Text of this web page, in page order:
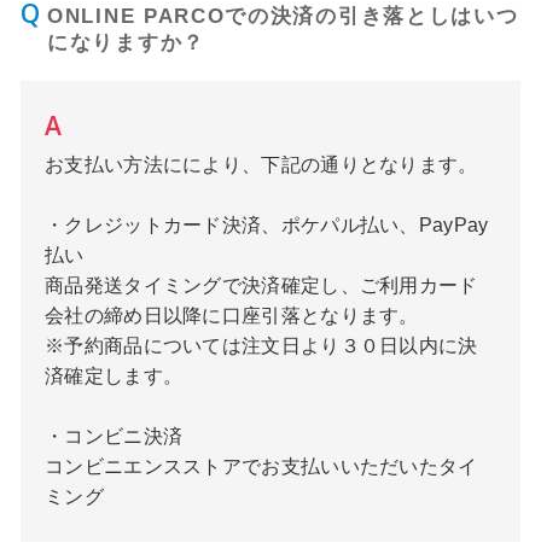
ONLINE PARCOでの決済の引き落としはいつ
になりますか？
お支払い方法ににより、下記の通りとなります。
・クレジットカード決済、ポケパル払い、PayPay
払い
商品発送タイミングで決済確定し、ご利用カード
会社の締め日以降に口座引落となります。
※予約商品については注文日より３０日以内に決
済確定します。
・コンビニ決済
コンビニエンスストアでお支払いいただいたタイ
ミング